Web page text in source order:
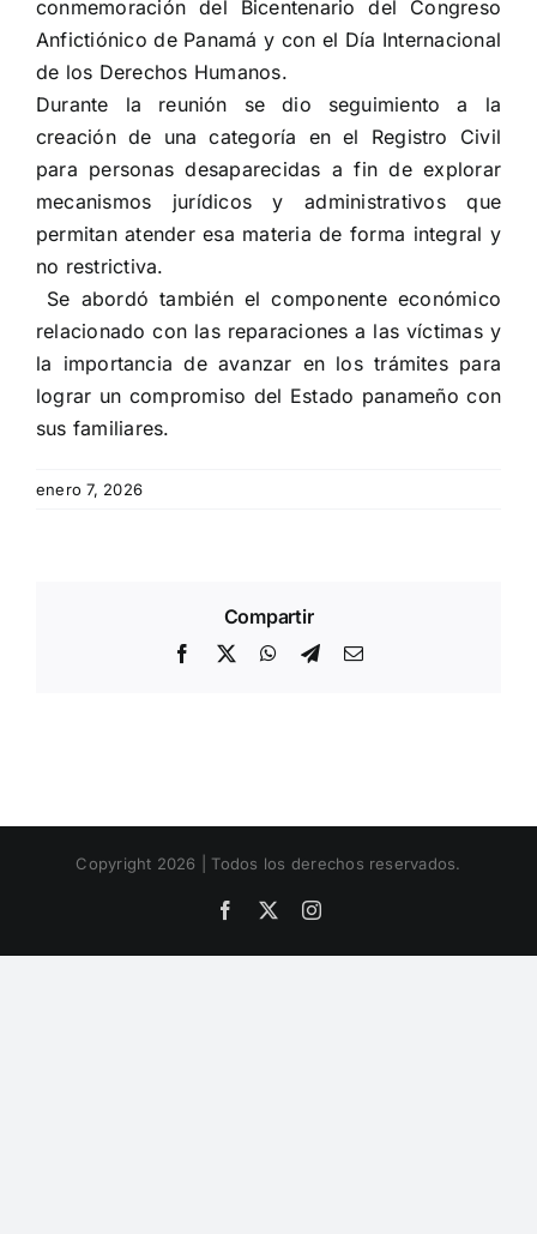
conmemoración del Bicentenario del Congreso
Anfictiónico de Panamá y con el Día Internacional
de los Derechos Humanos.
Durante la reunión se dio seguimiento a la
creación de una categoría en el Registro Civil
para personas desaparecidas a fin de explorar
mecanismos jurídicos y administrativos que
permitan atender esa materia de forma integral y
no restrictiva.
Se abordó también el componente económico
relacionado con las reparaciones a las víctimas y
la importancia de avanzar en los trámites para
lograr un compromiso del Estado panameño con
sus familiares.
enero 7, 2026
Compartir
Facebook
X WhatsApp
TelegramEmail
Copyright 2026 | Todos los derechos reservados.
Facebook Instagram